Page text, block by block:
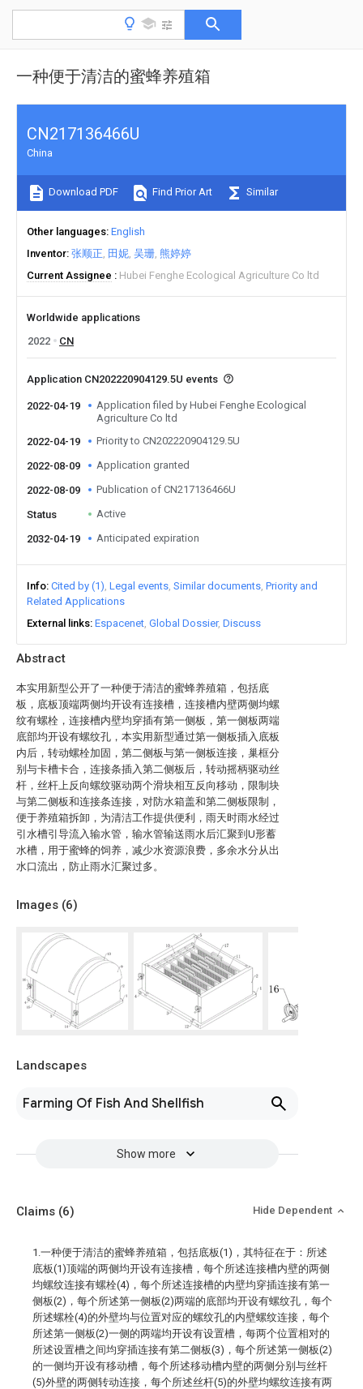
一种便于清洁的蜜蜂养殖箱
Abstract
本实用新型公开了一种便于清洁的蜜蜂养殖箱，包括底
板，底板顶端两侧均开设有连接槽，连接槽内壁两侧均螺
纹有螺栓，连接槽内壁均穿插有第一侧板，第一侧板两端
底部均开设有螺纹孔，本实用新型通过第一侧板插入底板
内后，转动螺栓加固，第二侧板与第一侧板连接，巢框分
别与卡槽卡合，连接条插入第二侧板后，转动摇柄驱动丝
杆，丝杆上反向螺纹驱动两个滑块相互反向移动，限制块
与第二侧板和连接条连接，对防水箱盖和第二侧板限制，
便于养殖箱拆卸，为清洁工作提供便利，雨天时雨水经过
引水槽引导流入输水管，输水管输送雨水后汇聚到U形蓄
水槽，用于蜜蜂的饲养，减少水资源浪费，多余水分从出
水口流出，防止雨水汇聚过多。
Images (6)
Landscapes
Farming Of Fish And Shellfish
Show more
CN217136466U
China
Download PDF Find Prior Art Similar
Other languages English
Inventor 张顺正 田妮 吴珊 熊婷婷
Current Assignee
Hubei Fenghe Ecological Agriculture Co ltd
Worldwide applications
2022
CN
Application CN202220904129.5U events
2022-04-19
Application filed by Hubei Fenghe Ecological
Agriculture Co ltd
2022-04-19
Priority to CN202220904129.5U
2022-08-09 Application granted
2022-08-09 Publication of CN217136466U
Status Active
2032-04-19 Anticipated expiration
Info Cited by (1) Legal events Similar documents Priority and
Related Applications
External links Espacenet Global Dossier Discuss
Claims (6) Hide Dependent
1.一种便于清洁的蜜蜂养殖箱，包括底板(1)，其特征在于：所述
底板(1)顶端的两侧均开设有连接槽，每个所述连接槽内壁的两侧
均螺纹连接有螺栓(4)，每个所述连接槽的内壁均穿插连接有第一
侧板(2)，每个所述第一侧板(2)两端的底部均开设有螺纹孔，每个
所述螺栓(4)的外壁均与位置对应的螺纹孔的内壁螺纹连接，每个
所述第一侧板(2)一侧的两端均开设有设置槽，每两个位置相对的
所述设置槽之间均穿插连接有第二侧板(3)，每个所述第一侧板(2)
的一侧均开设有移动槽，每个所述移动槽内壁的两侧分别与丝杆
(5)外壁的两侧转动连接，每个所述丝杆(5)的外壁均螺纹连接有两